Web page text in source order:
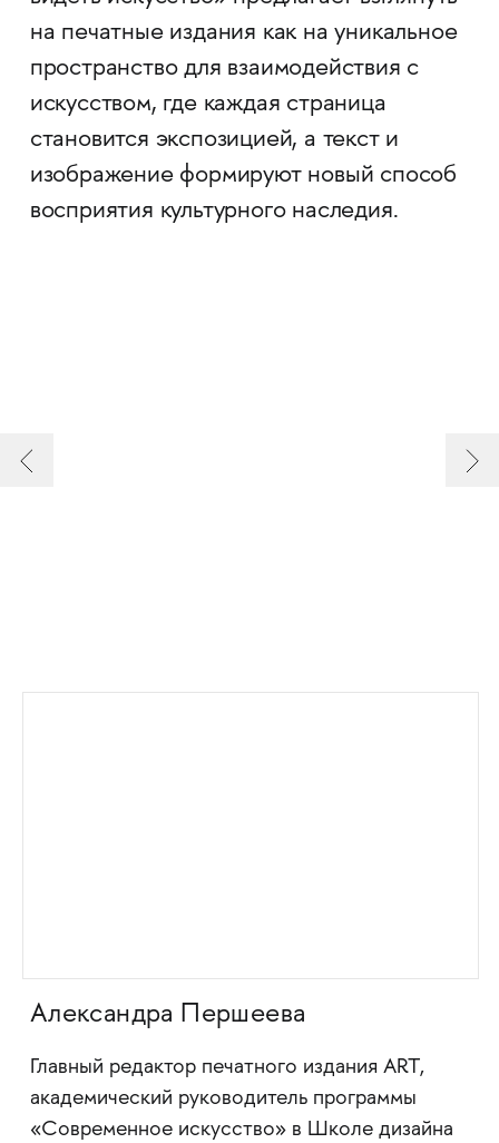
на печатные издания как на уникальное
пространство для взаимодействия с
искусством, где каждая страница
становится экспозицией, а текст и
изображение формируют новый способ
восприятия культурного наследия.
Александра Першеева
Главный редактор печатного издания ART,
академический руководитель программы
«Современное искусство» в Школе дизайна